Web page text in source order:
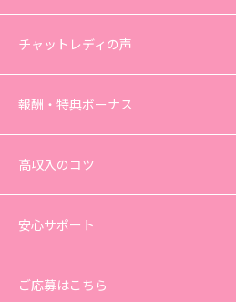
チャットレディの声
報酬・特典ボーナス
高収入のコツ
安心サポート
ご応募はこちら